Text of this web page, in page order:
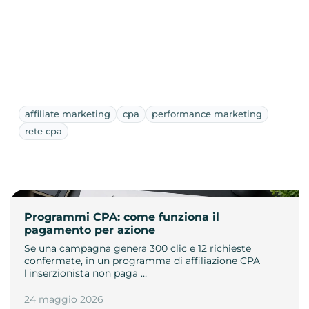
affiliate marketing cpa
performance marketing
rete cpa
Programmi CPA: come funziona il
pagamento per azione
Se una campagna genera 300 clic e 12 richieste
confermate, in un programma di affiliazione CPA
l'inserzionista non paga …
24 maggio 2026